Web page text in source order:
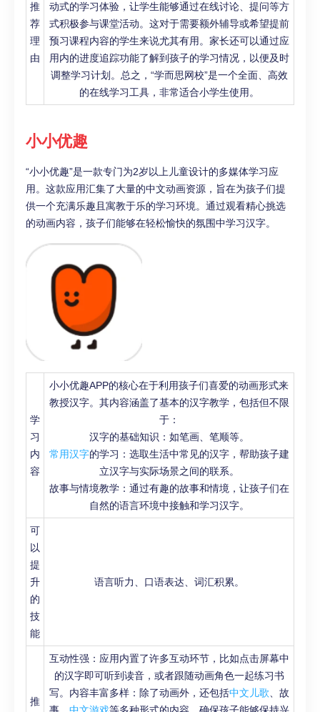
推
荐
理
由
动式的学习体验，让学生能够通过在线讨论、提问等方
式积极参与课堂活动。这对于需要额外辅导或希望提前
预习课程内容的学生来说尤其有用。家长还可以通过应
用内的进度追踪功能了解到孩子的学习情况，以便及时
调整学习计划。总之，“学而思网校”是一个全面、高效
的在线学习工具，非常适合小学生使用。
小小优趣
“小小优趣”是一款专门为2岁以上儿童设计的多媒体学习应
用。这款应用汇集了大量的中文动画资源，旨在为孩子们提
供一个充满乐趣且寓教于乐的学习环境。通过观看精心挑选
的动画内容，孩子们能够在轻松愉快的氛围中学习汉字。
学
习
内
容
小小优趣APP的核心在于利用孩子们喜爱的动画形式来
教授汉字。其内容涵盖了基本的汉字教学，包括但不限
于：
汉字的基础知识：如笔画、笔顺等。
常用汉字的学习：选取生活中常见的汉字，帮助孩子建
立汉字与实际场景之间的联系。
故事与情境教学：通过有趣的故事和情境，让孩子们在
自然的语言环境中接触和学习汉字。
可
以
提
升
的
技
能
语言听力、口语表达、词汇积累。
推
互动性强：应用内置了许多互动环节，比如点击屏幕中
的汉字即可听到读音，或者跟随动画角色一起练习书
写。内容丰富多样：除了动画外，还包括中文儿歌、故